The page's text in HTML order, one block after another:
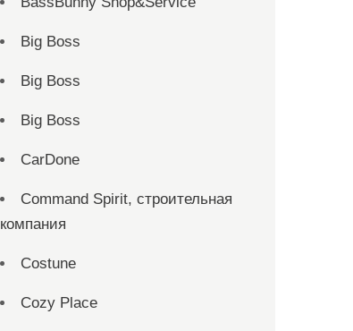
Big Boss
Big Boss
Big Boss
CarDone
Command Spirit, строительная
компания
Costune
Cozy Place